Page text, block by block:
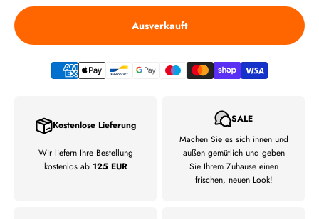
Ausverkauft
Kostenlose Lieferung
Wir liefern Ihre Bestellung
kostenlos ab 125 EUR
SALE
Machen Sie es sich innen und
außen gemütlich und geben
Sie Ihrem Zuhause einen
frischen, neuen Look!